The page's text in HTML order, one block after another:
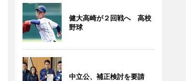
健大高崎が２回戦へ 高校
野球
中立公、補正検討を要請